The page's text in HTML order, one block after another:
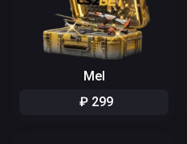
Mel
₽ 299